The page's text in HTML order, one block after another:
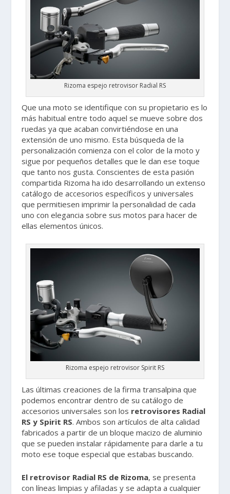
Rizoma espejo retrovisor Radial RS
Que una moto se identifique con su propietario es lo
más habitual entre todo aquel se mueve sobre dos
ruedas ya que acaban convirtiéndose en una
extensión de uno mismo. Esta búsqueda de la
personalización comienza con el color de la moto y
sigue por pequeños detalles que le dan ese toque
que tanto nos gusta. Conscientes de esta pasión
compartida Rizoma ha ido desarrollando un extenso
catálogo de accesorios específicos y universales
que permitiesen imprimir la personalidad de cada
uno con elegancia sobre sus motos para hacer de
ellas elementos únicos.
Rizoma espejo retrovisor Spirit RS
Las últimas creaciones de la firma transalpina que
podemos encontrar dentro de su catálogo de
accesorios universales son los retrovisores Radial
RS y Spirit RS. Ambos son artículos de alta calidad
fabricados a partir de un bloque macizo de aluminio
que se pueden instalar rápidamente para darle a tu
moto ese toque especial que estabas buscando.
El retrovisor Radial RS de Rizoma, se presenta
con líneas limpias y afiladas y se adapta a cualquier